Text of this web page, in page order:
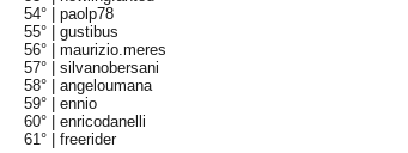
54° |paolp78
55° |gustibus
56° |maurizio.meres
57° |silvanobersani
58° |angeloumana
59° |ennio
60° |enricodanelli
61° |freerider